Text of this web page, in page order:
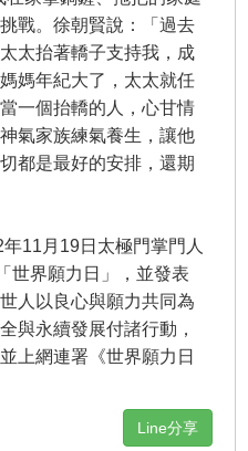
戰。徐朝賢說：「過去
太抬著轎子支持我，成
媽年紀大了，太太就任
一個抬轎的人，心甘情
氣家族練氣養生，讓他
都是最好的安排，還期
11月19日太極門掌門人
世界願力日」，並發表
世人以良心與願力共同為
與永續發展付諸行動，
上網連署《世界願力日
Line分享